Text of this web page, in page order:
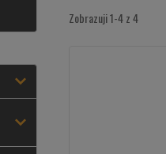
Zobrazuji 1-4 z 4